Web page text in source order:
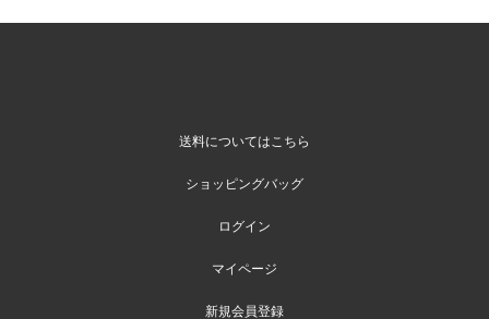
送料についてはこちら
ショッピングバッグ
ログイン
マイページ
新規会員登録